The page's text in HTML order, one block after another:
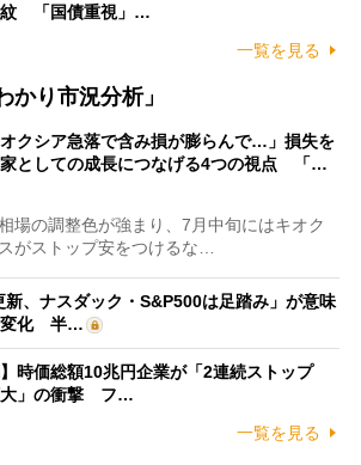
紋 「国債重視」…
一覧を見る
かり市況分析」
オクシア急落で含み損が膨らんで…」損失を
としての成長につなげる4つの視点 「…
場の調整色が強まり、7月中旬にはキオク
がストップ安をつけるな…
新、ナスダック・S&P500は足踏み」が意味
変化 半…
】時価総額10兆円企業が「2連続ストップ
大」の衝撃 フ…
一覧を見る